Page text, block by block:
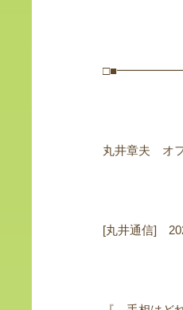
丸井章夫 オ
[丸井通信]